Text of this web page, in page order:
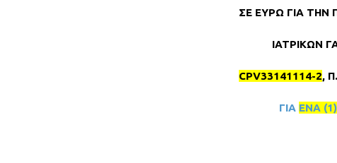
ΣΕ ΕΥΡΩ ΓΙΑ ΤΗΝ
ΙΑΤΡΙΚΩΝ
CPV33141114-2,
ΓΙΑ ΕΝΑ (1)